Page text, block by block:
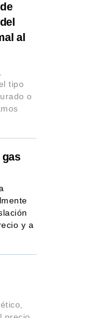
al
tipo
o
gas
y a